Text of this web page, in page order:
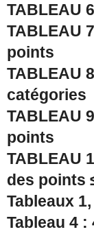
TABLEAU
TABLEAU
points
TABLEAU
catégories
TABLEAU
points
TABLEAU
des points
Tableaux
Tableau 4 :